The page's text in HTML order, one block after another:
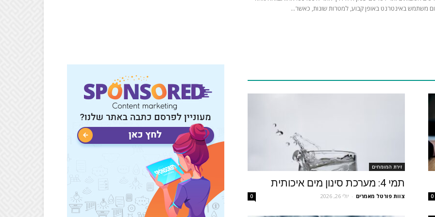
משתמש באינטרנט באופן קבוע, למטרות שונות, כאשר...
0
זירת המומחים
תמי 4: מערכת סינון מים איכותית
צוות פורטל מאמרים - יולי 26, 2026 0